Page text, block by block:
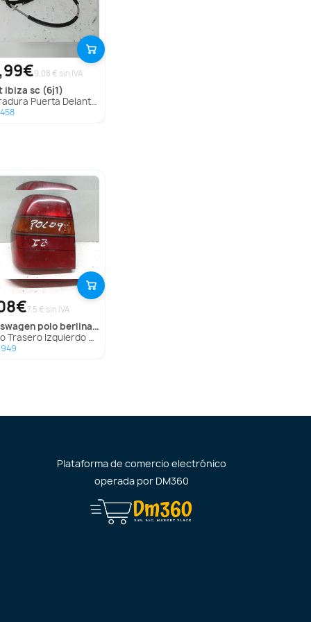
9.08 € sin IVA
ibiza sc (6j1)
Puerta Delantera Derecha Para Seat Ibiza Sc
7.5 € sin IVA
polo berlina (6n1)
Izquierdo para Volkswagen Polo Berlina (6N1)
Plataforma de comercio electrónico
operada por DM360